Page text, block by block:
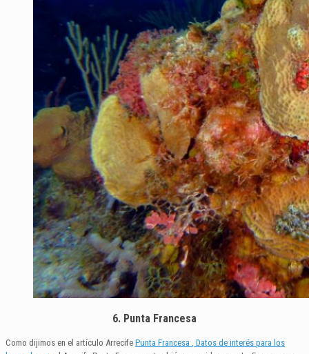
6. Punta Francesa
Como dijimos en el artículo Arrecife Punta Francesa
, Datos de interés para los